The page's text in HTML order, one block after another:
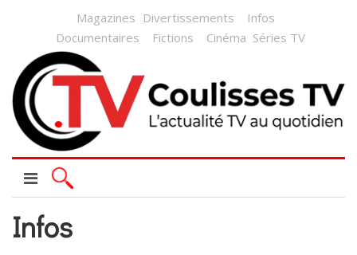
Magazines Divertissements
Infos
Documentaires
Fictions Cinéma Séries TV
Infos